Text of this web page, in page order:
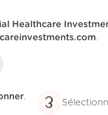
Healthcare
.
.
3